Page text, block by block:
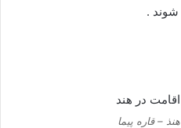
شوند .
– قاره پیما